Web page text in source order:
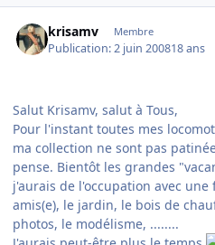
krisamv Membre
Publication:2 juin 200818 ans
Salut Krisamv, salut à Tous,
Pour l'instant toutes mes
ma collection ne sont pas
pense. Bientôt les grandes
j'aurais de l'occupation avec une
amis(e), le jardin, le bois de
photos, le modélisme, ........